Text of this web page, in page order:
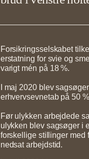
Forsikringsselskabet
erstatning for svie og
varigt mén på 18 %.
I maj 2020 blev
erhvervsevnetab på 50
Før ulykken arbejdede
ulykken blev sagsøger i
forskellige stillinger med
nedsat arbejdstid.